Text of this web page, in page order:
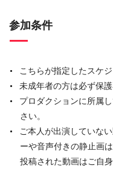
参加条件
こちらが指定したスケ
未成年者の方は必ず保
プロダクションに所属
さい。
ご本人が出演していな
ーや音声付きの静止画は
投稿された動画はご自